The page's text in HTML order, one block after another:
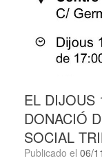
EL DIJOUS
DONACIÓ
SOCIAL
Publicado el 06/